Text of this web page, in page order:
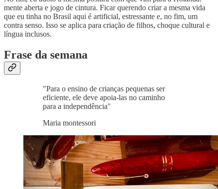
mente aberta e jogo de cintura. Ficar querendo criar a mesma vida
que eu tinha no Brasil aqui é artificial, estressante e, no fim, um
contra senso. Isso se aplica para criação de filhos, choque cultural e
língua inclusos.
Frase da semana
"Para o ensino de crianças pequenas ser
eficiente, ele deve apoia-las no caminho
para a independência"
Maria montessori